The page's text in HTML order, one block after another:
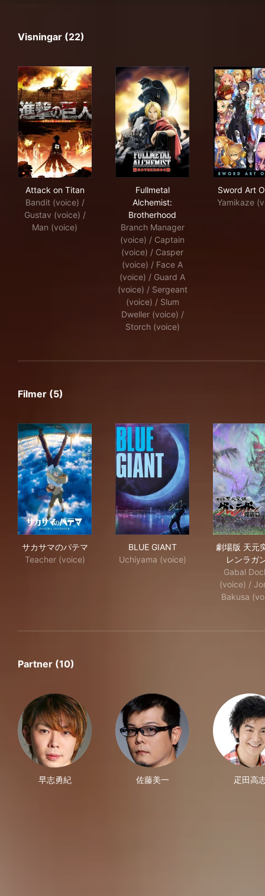
Visningar (22)
Attack on Titan
Bandit (voice) /
Gustav (voice) /
Man (voice)
Fullmetal
Alchemist:
Brotherhood
Branch Manager
(voice) / Captain
(voice) / Casper
(voice) / Face A
(voice) / Guard A
(voice) / Sergeant
(voice) / Slum
Dweller (voice) /
Storch (voice)
Sword Art
Yamikaze
Filmer (5)
サカサマのパテマ
Teacher (voice)
BLUE GIANT
Uchiyama (voice)
劇場版 天元
レンラガ
Gabal
(voice) /
Bakusa
Partner (10)
早志勇紀 佐藤美一 疋田高